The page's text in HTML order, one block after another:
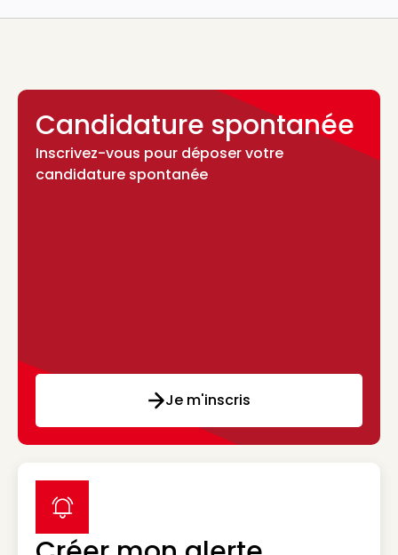
Candidature spontanée
Inscrivez-vous pour déposer votre
candidature spontanée
Je m'inscris
label icon